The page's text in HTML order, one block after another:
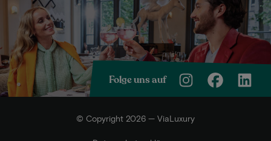
Folge uns auf
© Copyright 2026 — ViaLuxury